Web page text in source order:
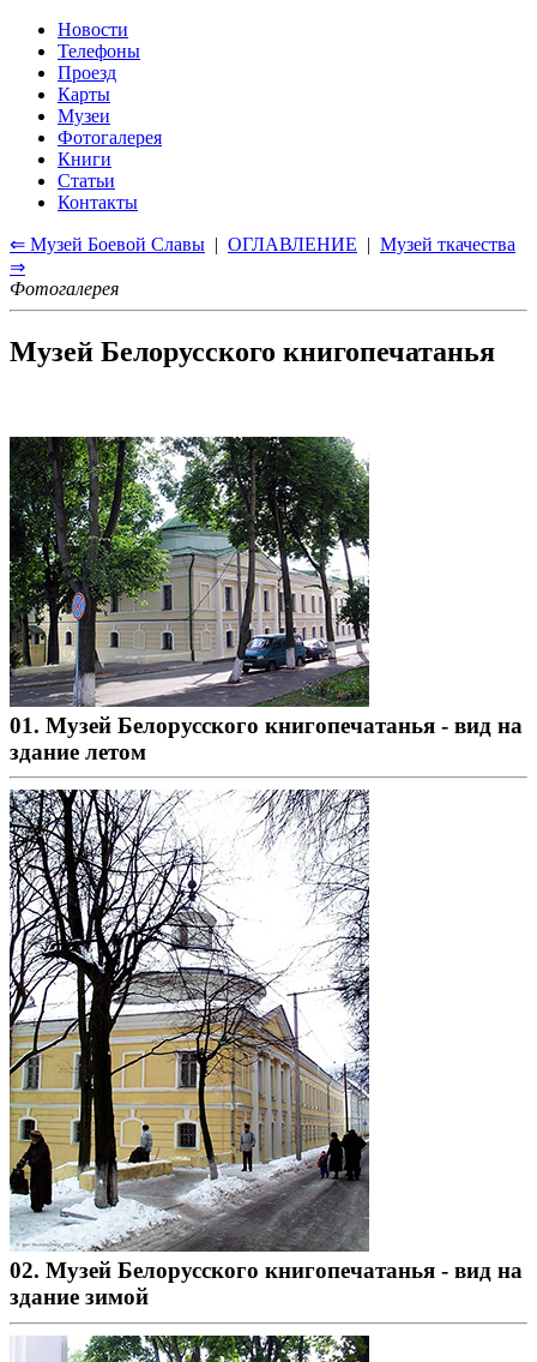
Новости
Телефоны
Проезд
Карты
Музеи
Фотогалерея
Книги
Статьи
Контакты
⇐ Музей Боевой Славы | ОГЛАВЛЕНИЕ | Музей ткачества
⇒
Фотогалерея
Музей Белорусского книгопечатанья
01. Музей Белорусского книгопечатанья - вид на
здание летом
02. Музей Белорусского книгопечатанья - вид на
здание зимой